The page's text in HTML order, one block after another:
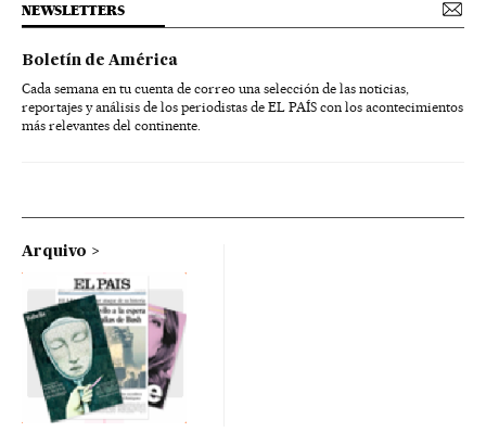
NEWSLETTERS
Boletín de América
Cada semana en tu cuenta de correo una selección de las noticias,
reportajes y análisis de los periodistas de EL PAÍS con los acontecimientos
más relevantes del continente.
Arquivo